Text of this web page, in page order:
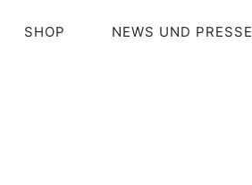
SHOP NEWS UND PRESSE